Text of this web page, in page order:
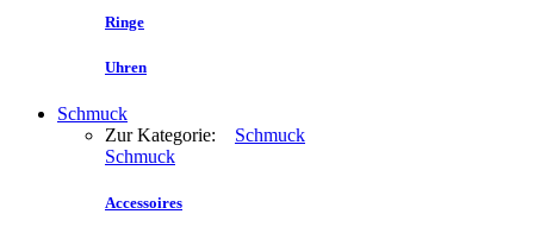
Ringe
Uhren
Schmuck
Zur Kategorie: Schmuck
Schmuck
Accessoires